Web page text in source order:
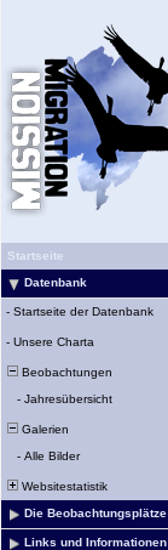
Startseite
Datenbank
- Startseite der Datenbank
- Unsere Charta
Beobachtungen
- Jahresübersicht
Galerien
- Alle Bilder
Websitestatistik
Die Beobachtungsplätze
Links und Informationen